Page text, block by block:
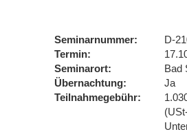
Seminarnummer
D-
Termin
Seminarort
Bad
Übernachtung
Ja
Teilnahmegebühr